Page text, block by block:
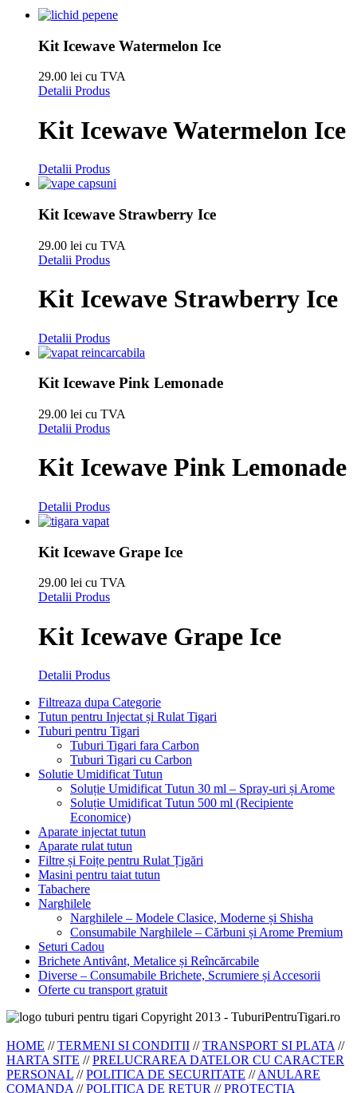
Kit Icewave Watermelon Ice
29.00 lei cu TVA
Detalii Produs
Kit Icewave Watermelon Ice
Detalii Produs
Kit Icewave Strawberry Ice
29.00 lei cu TVA
Detalii Produs
Kit Icewave Strawberry Ice
Detalii Produs
Kit Icewave Pink Lemonade
29.00 lei cu TVA
Detalii Produs
Kit Icewave Pink Lemonade
Detalii Produs
Kit Icewave Grape Ice
29.00 lei cu TVA
Detalii Produs
Kit Icewave Grape Ice
Detalii Produs
Filtreaza dupa Categorie
Tutun pentru Injectat și Rulat Tigari
Tuburi pentru Tigari
Tuburi Tigari fara Carbon
Tuburi Tigari cu Carbon
Solutie Umidificat Tutun
Soluție Umidificat Tutun 30 ml – Spray-uri și Arome
Soluție Umidificat Tutun 500 ml (Recipiente
Economice)
Aparate injectat tutun
Aparate rulat tutun
Filtre și Foițe pentru Rulat Țigări
Masini pentru taiat tutun
Tabachere
Narghilele
Narghilele – Modele Clasice, Moderne și Shisha
Consumabile Narghilele – Cărbuni și Arome Premium
Seturi Cadou
Brichete Antivânt, Metalice și Reîncărcabile
Diverse – Consumabile Brichete, Scrumiere și Accesorii
Oferte cu transport gratuit
Copyright 2013 - TuburiPentruTigari.ro
HOME //TERMENI SI CONDITII //TRANSPORT SI PLATA //
HARTA SITE //PRELUCRAREA DATELOR CU CARACTER
PERSONAL //POLITICA DE SECURITATE //ANULARE
COMANDA //POLITICA DE RETUR //PROTECTIA